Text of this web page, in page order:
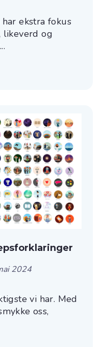
ekstra fokus
likeverd og
2024
vi har. Med
oss,